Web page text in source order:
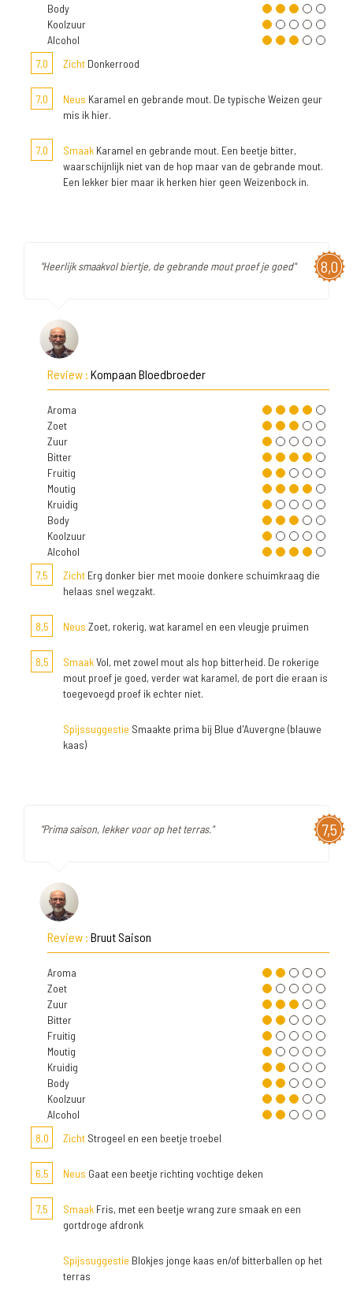
Body
Koolzuur
Alcohol
7,0
Zicht Donkerrood
7,0 Neus Karamel en gebrande mout. De typische Weizen geur
mis ik hier.
7,0 Smaak Karamel en gebrande mout. Een beetje bitter,
waarschijnlijk niet van de hop maar van de gebrande mout.
Een lekker bier maar ik herken hier geen Weizenbock in.
8,0
"Heerlijk smaakvol biertje, de gebrande mout proef je goed"
Review : Kompaan Bloedbroeder
Aroma
Zoet
Zuur
Bitter
Fruitig
Moutig
Kruidig
Body
Koolzuur
Alcohol
7,5
Zicht Erg donker bier met mooie donkere schuimkraag die
helaas snel wegzakt.
8,5 Neus Zoet, rokerig, wat karamel en een vleugje pruimen
8,5 SmaakVol, met zowel mout als hop bitterheid. De rokerige
mout proef je goed, verder wat karamel, de port die eraan is
toegevoegd proef ik echter niet.
Spijssuggestie Smaakte prima bij Blue d'Auvergne (blauwe
kaas)
7,5
"Prima saison, lekker voor op het terras."
Review : Bruut Saison
Aroma
Zoet
Zuur
Bitter
Fruitig
Moutig
Kruidig
Body
Koolzuur
Alcohol
8,0
Zicht Strogeel en een beetje troebel
6,5 Neus Gaat een beetje richting vochtige deken
7,5 Smaak Fris, met een beetje wrang zure smaak en een
gortdroge afdronk
Spijssuggestie Blokjes jonge kaas en/of bitterballen op het
terras